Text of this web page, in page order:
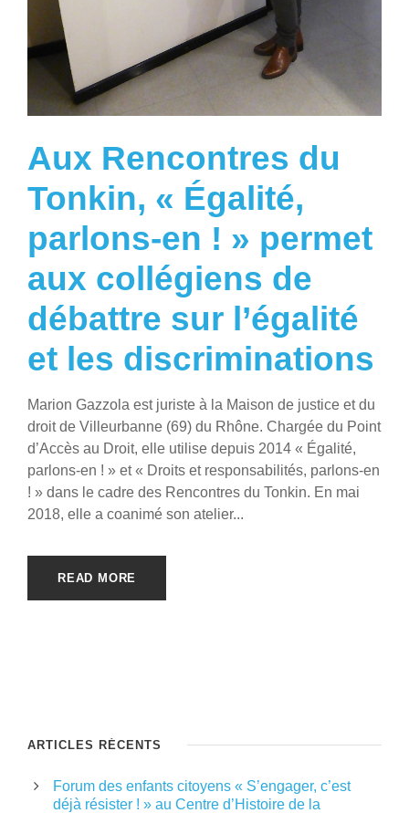
Aux Rencontres du
Tonkin, « Égalité,
parlons-en ! » permet
aux collégiens de
débattre sur l’égalité
et les discriminations
Marion Gazzola est juriste à la Maison de justice et du
droit de Villeurbanne (69) du Rhône. Chargée du Point
d’Accès au Droit, elle utilise depuis 2014 « Égalité,
parlons-en ! » et « Droits et responsabilités, parlons-en
! » dans le cadre des Rencontres du Tonkin. En mai
2018, elle a coanimé son atelier...
READ MORE
ARTICLES RÉCENTS
Forum des enfants citoyens « S’engager, c’est
déjà résister ! » au Centre d’Histoire de la